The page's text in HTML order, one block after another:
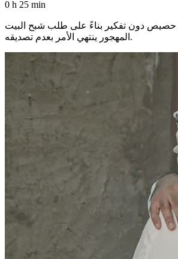
0 h 25 min
حصيص دون تفكير بناءً على طلب شبح البيت
المهجور ينتهي الأمر بعدم تصديقه.